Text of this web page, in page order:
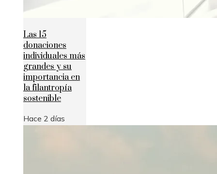
Las 15
donaciones
individuales más
grandes y su
importancia en
la filantropía
sostenible
Hace 2 días